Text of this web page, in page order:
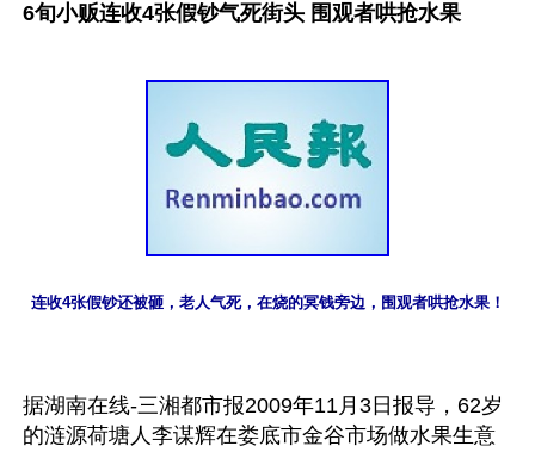
6旬小贩连收4张假钞气死街头 围观者哄抢水果
连收4张假钞还被砸，老人气死，在烧的冥钱旁边，围观者哄抢水果！
据湖南在线-三湘都市报2009年11月3日报导，62岁
的涟源荷塘人李谋辉在娄底市金谷市场做水果生意